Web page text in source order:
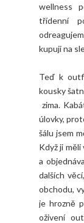
wellness
třídenní
kupuji na
Teď k
kousky
zima.
úlovky,
šálu jsem
Když ji měli
a
dalších
obchodu,
je hrozně
oživení